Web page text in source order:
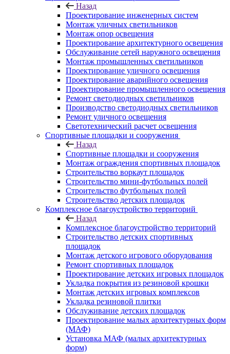
Назад
Проектирование инженерных систем
Монтаж уличных светильников
Монтаж опор освещения
Проектирование архитектурного освещения
Обслуживание сетей наружного освещения
Монтаж промышленных светильников
Проектирование уличного освещения
Проектирование аварийного освещения
Проектирование промышленного освещения
Ремонт светодиодных светильников
Производство светодиодных светильников
Ремонт уличного освещения
Светотехнический расчет освещения
Спортивные площадки и сооружения
Назад
Спортивные площадки и сооружения
Монтаж ограждения спортивных площадок
Строительство воркаут площадок
Строительство мини-футбольных полей
Строительство футбольных полей
Строительство детских площадок
Комплексное благоустройство территорий
Назад
Комплексное благоустройство территорий
Строительство детских спортивных
площадок
Монтаж детского игрового оборудования
Ремонт спортивных площадок
Проектирование детских игровых площадок
Укладка покрытия из резиновой крошки
Монтаж детских игровых комплексов
Укладка резиновой плитки
Обслуживание детских площадок
Проектирование малых архитектурных форм
(МАФ)
Установка МАФ (малых архитектурных
форм)